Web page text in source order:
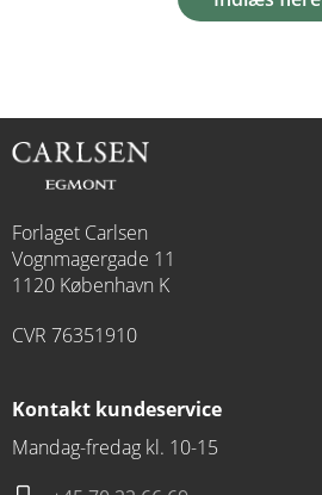
Forlaget Carlsen
Vognmagergade 11
1120 København K
CVR 76351910
Kontakt kundeservice
Mandag-fredag kl. 10-15